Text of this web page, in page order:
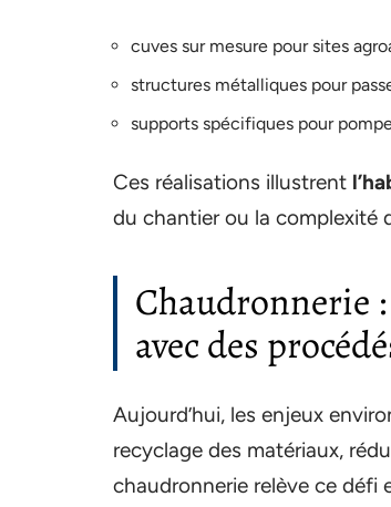
cuves sur mesure pour sites
structures métalliques pour
supports spécifiques pour
Ces réalisations illustrent
du chantier ou la complexité
Chaudronnerie
avec des
Aujourd’hui, les enjeux
recyclage des matériaux,
chaudronnerie relève ce défi